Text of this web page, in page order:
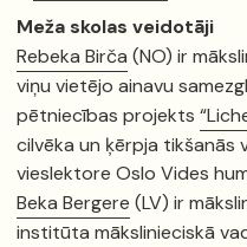
Meža skolas veidotāji
Rebeka Birča (NO) ir
viņu vietējo ainavu
pētniecības projekts
cilvēka un ķērpja tikšanās
vieslektore Oslo Vides
Beka Bergere (LV) ir
institūta mākslinieciskā